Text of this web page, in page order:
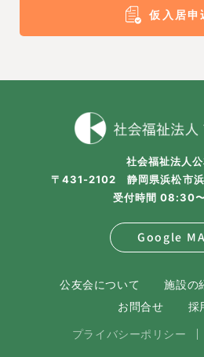
仮入居申
社会福祉法人
〒431-2102 静岡県浜松市
受付時間 08:30
Google
公友会について 施設の
お問合せ
採
プライバシーポリシー